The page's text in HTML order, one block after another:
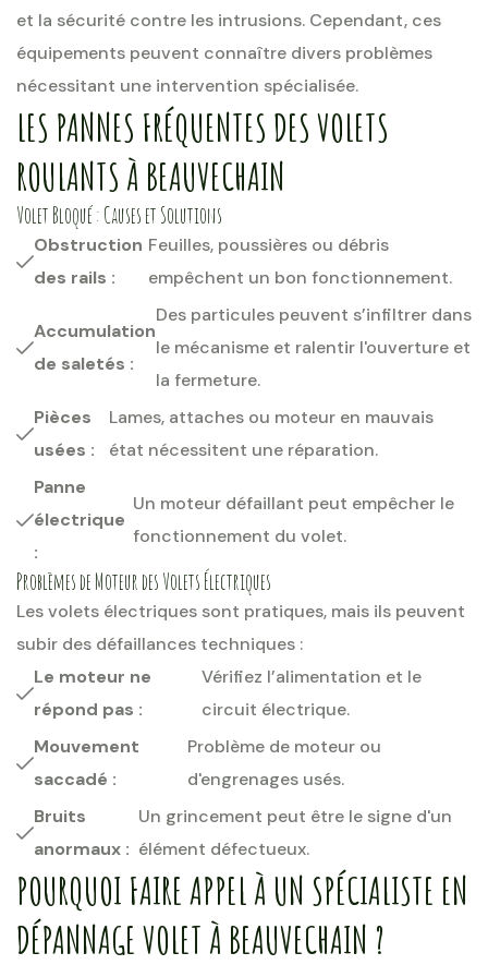
et la sécurité contre les intrusions. Cependant, ces
équipements peuvent connaître divers problèmes
nécessitant une intervention spécialisée.
LES PANNES FRÉQUENTES DES VOLETS
ROULANTS À BEAUVECHAIN
Volet Bloqué : Causes et Solutions
Obstruction
des rails :
Feuilles, poussières ou débris
empêchent un bon fonctionnement.
Accumulation
de saletés :
Des particules peuvent s’infiltrer dans
le mécanisme et ralentir l'ouverture et
la fermeture.
Pièces
usées :
Lames, attaches ou moteur en mauvais
état nécessitent une réparation.
Panne
électrique
:
Un moteur défaillant peut empêcher le
fonctionnement du volet.
Problèmes de Moteur des Volets Électriques
Les volets électriques sont pratiques, mais ils peuvent
subir des défaillances techniques :
Le moteur ne
répond pas :
Vérifiez l’alimentation et le
circuit électrique.
Mouvement
saccadé :
Problème de moteur ou
d'engrenages usés.
Bruits
anormaux :
Un grincement peut être le signe d'un
élément défectueux.
POURQUOI FAIRE APPEL À UN SPÉCIALISTE EN
DÉPANNAGE VOLET À BEAUVECHAIN ?